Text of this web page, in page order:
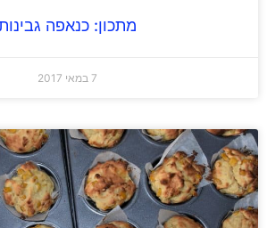
מתכון: כנאפה גבינות